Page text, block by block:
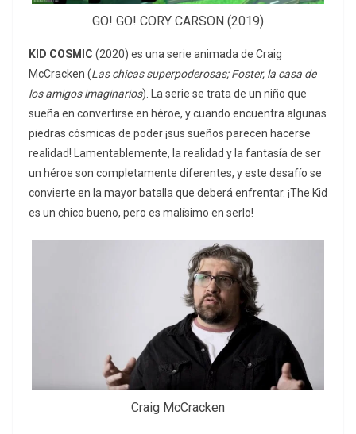
GO! GO! CORY CARSON (2019)
KID COSMIC (2020) es una serie animada de Craig
McCracken (Las chicas superpoderosas; Foster, la casa de
los amigos imaginarios). La serie se trata de un niño que
sueña en convertirse en héroe, y cuando encuentra algunas
piedras cósmicas de poder ¡sus sueños parecen hacerse
realidad! Lamentablemente, la realidad y la fantasía de ser
un héroe son completamente diferentes, y este desafío se
convierte en la mayor batalla que deberá enfrentar. ¡The Kid
es un chico bueno, pero es malísimo en serlo!
Craig McCracken